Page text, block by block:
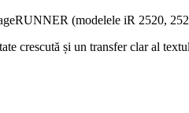
(modelele iR 2520,
crescută și un transfer clar al